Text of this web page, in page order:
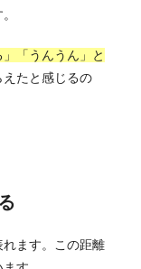
」「うんうん」と
たと感じるの
ます。
この距離